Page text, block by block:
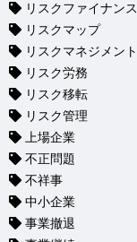
リスクファイナンス
リスクマップ
リスクマネジメント
リスク労務
リスク移転
リスク管理
上場企業
不正問題
不祥事
中小企業
事業撤退